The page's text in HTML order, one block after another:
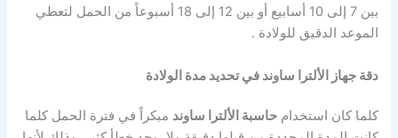
بين 7 إلى 10 أسابيع أو بين 12 إلى 18 أسبوعاً من الحمل لتعطي
الموعد الدقيق للولادة .
دقة جهاز الألترا ساوند في تحديد مدة الولادة
كلما كان استخدامحاسبة الألترا ساوند مبكراً في فترة الحمل كلما